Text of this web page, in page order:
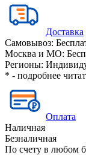
Доставка
Самовывоз:
Москва и МО:
Регионы:
* - подробнее
Оплата
Наличная
Безналичная
По счету в любом